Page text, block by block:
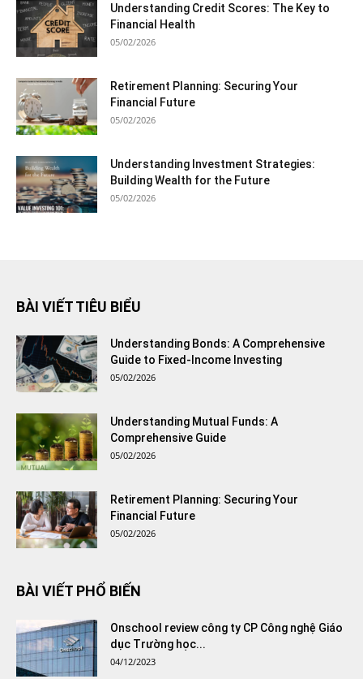
Understanding Credit Scores: The Key to
Financial Health
05/02/2026
Retirement Planning: Securing Your
Financial Future
05/02/2026
Understanding Investment Strategies:
Building Wealth for the Future
05/02/2026
BÀI VIẾT TIÊU BIỂU
Understanding Bonds: A Comprehensive
Guide to Fixed-Income Investing
05/02/2026
Understanding Mutual Funds: A
Comprehensive Guide
05/02/2026
Retirement Planning: Securing Your
Financial Future
05/02/2026
BÀI VIẾT PHỔ BIẾN
Onschool review công ty CP Công nghệ Giáo
dục Trường học...
04/12/2023